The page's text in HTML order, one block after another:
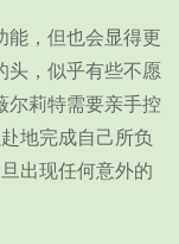
，但也会显得更
头，似乎有些不愿
尔莉特需要亲手控
地完成自己所负
出现任何意外的